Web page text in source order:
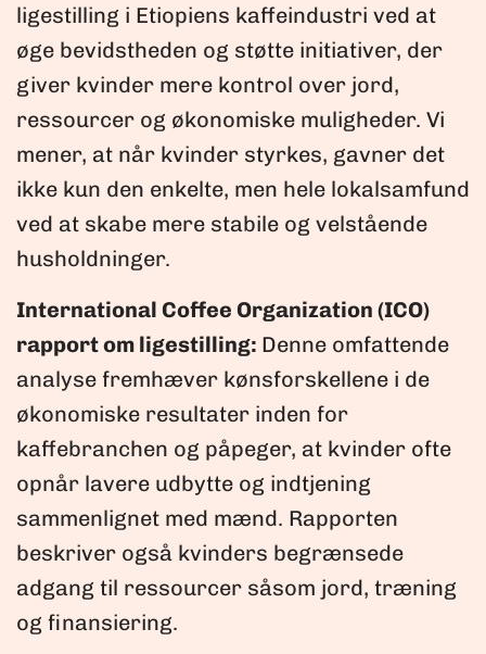
ligestilling i Etiopiens kaffeindustri ved at
øge bevidstheden og støtte initiativer, der
giver kvinder mere kontrol over jord,
ressourcer og økonomiske muligheder. Vi
mener, at når kvinder styrkes, gavner det
ikke kun den enkelte, men hele lokalsamfund
ved at skabe mere stabile og velstående
husholdninger.
International Coffee Organization (ICO)
rapport om ligestilling: Denne omfattende
analyse fremhæver kønsforskellene i de
økonomiske resultater inden for
kaffebranchen og påpeger, at kvinder ofte
opnår lavere udbytte og indtjening
sammenlignet med mænd. Rapporten
beskriver også kvinders begrænsede
adgang til ressourcer såsom jord, træning
og finansiering.